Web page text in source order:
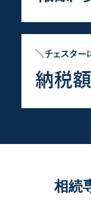
相続